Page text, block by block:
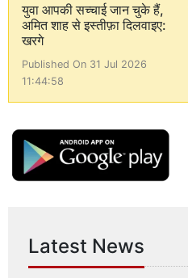
युवा आपकी सच्चाई जान चुके हैं,
अमित शाह से इस्तीफ़ा दिलवाइए:
खरगे
Published On 31 Jul 2026
11:44:58
Latest News